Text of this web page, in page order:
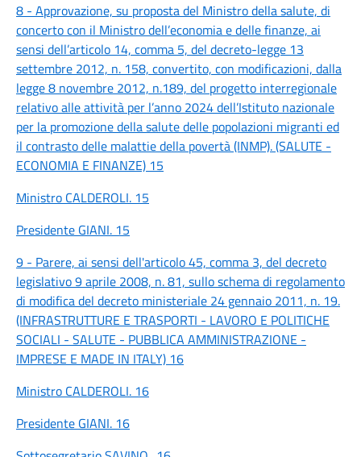
8 - Approvazione, su proposta del Ministro della salute, di
concerto con il Ministro dell’economia e delle finanze, ai
sensi dell’articolo 14, comma 5, del decreto-legge 13
settembre 2012, n. 158, convertito, con modificazioni, dalla
legge 8 novembre 2012, n.189, del progetto interregionale
relativo alle attività per l’anno 2024 dell’Istituto nazionale
per la promozione della salute delle popolazioni migranti ed
il contrasto delle malattie della povertà (INMP). (SALUTE -
ECONOMIA E FINANZE) 15
Ministro CALDEROLI. 15
Presidente GIANI. 15
9 - Parere, ai sensi dell'articolo 45, comma 3, del decreto
legislativo 9 aprile 2008, n. 81, sullo schema di regolamento
di modifica del decreto ministeriale 24 gennaio 2011, n. 19.
(INFRASTRUTTURE E TRASPORTI - LAVORO E POLITICHE
SOCIALI - SALUTE - PUBBLICA AMMINISTRAZIONE -
IMPRESE E MADE IN ITALY) 16
Ministro CALDEROLI. 16
Presidente GIANI. 16